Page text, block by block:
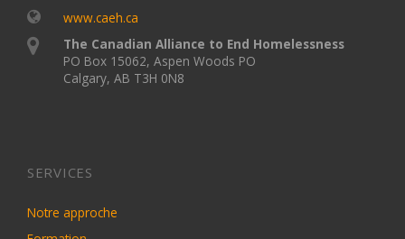
www.caeh.ca
The Canadian Alliance to End Homelessness
PO Box 15062, Aspen Woods PO
Calgary, AB T3H 0N8
SERVICES
Notre approche